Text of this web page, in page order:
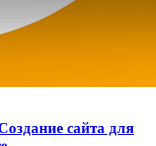
сайта для